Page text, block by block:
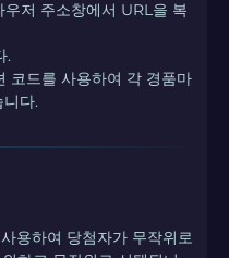
저 주소창에서 URL을 복
.
코드를 사용하여 각 경품마
다.
용하여 당첨자가 무작위로